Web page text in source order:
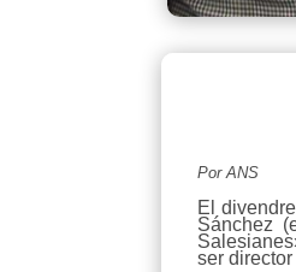
Por ANS
El
Sánchez
ser